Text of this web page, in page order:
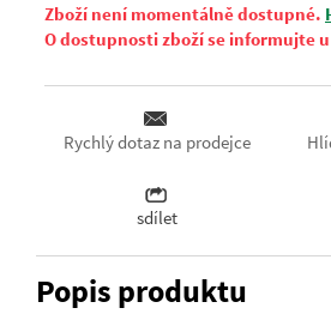
Zboží není momentálně dostupné.
O dostupnosti zboží se informujte
Rychlý dotaz na prodejce
sdílet
Popis produktu